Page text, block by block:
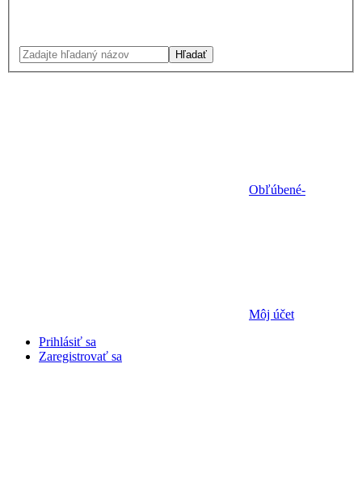
Hľadať
Obľúbené-
Môj účet
Prihlásiť sa
Zaregistrovať sa